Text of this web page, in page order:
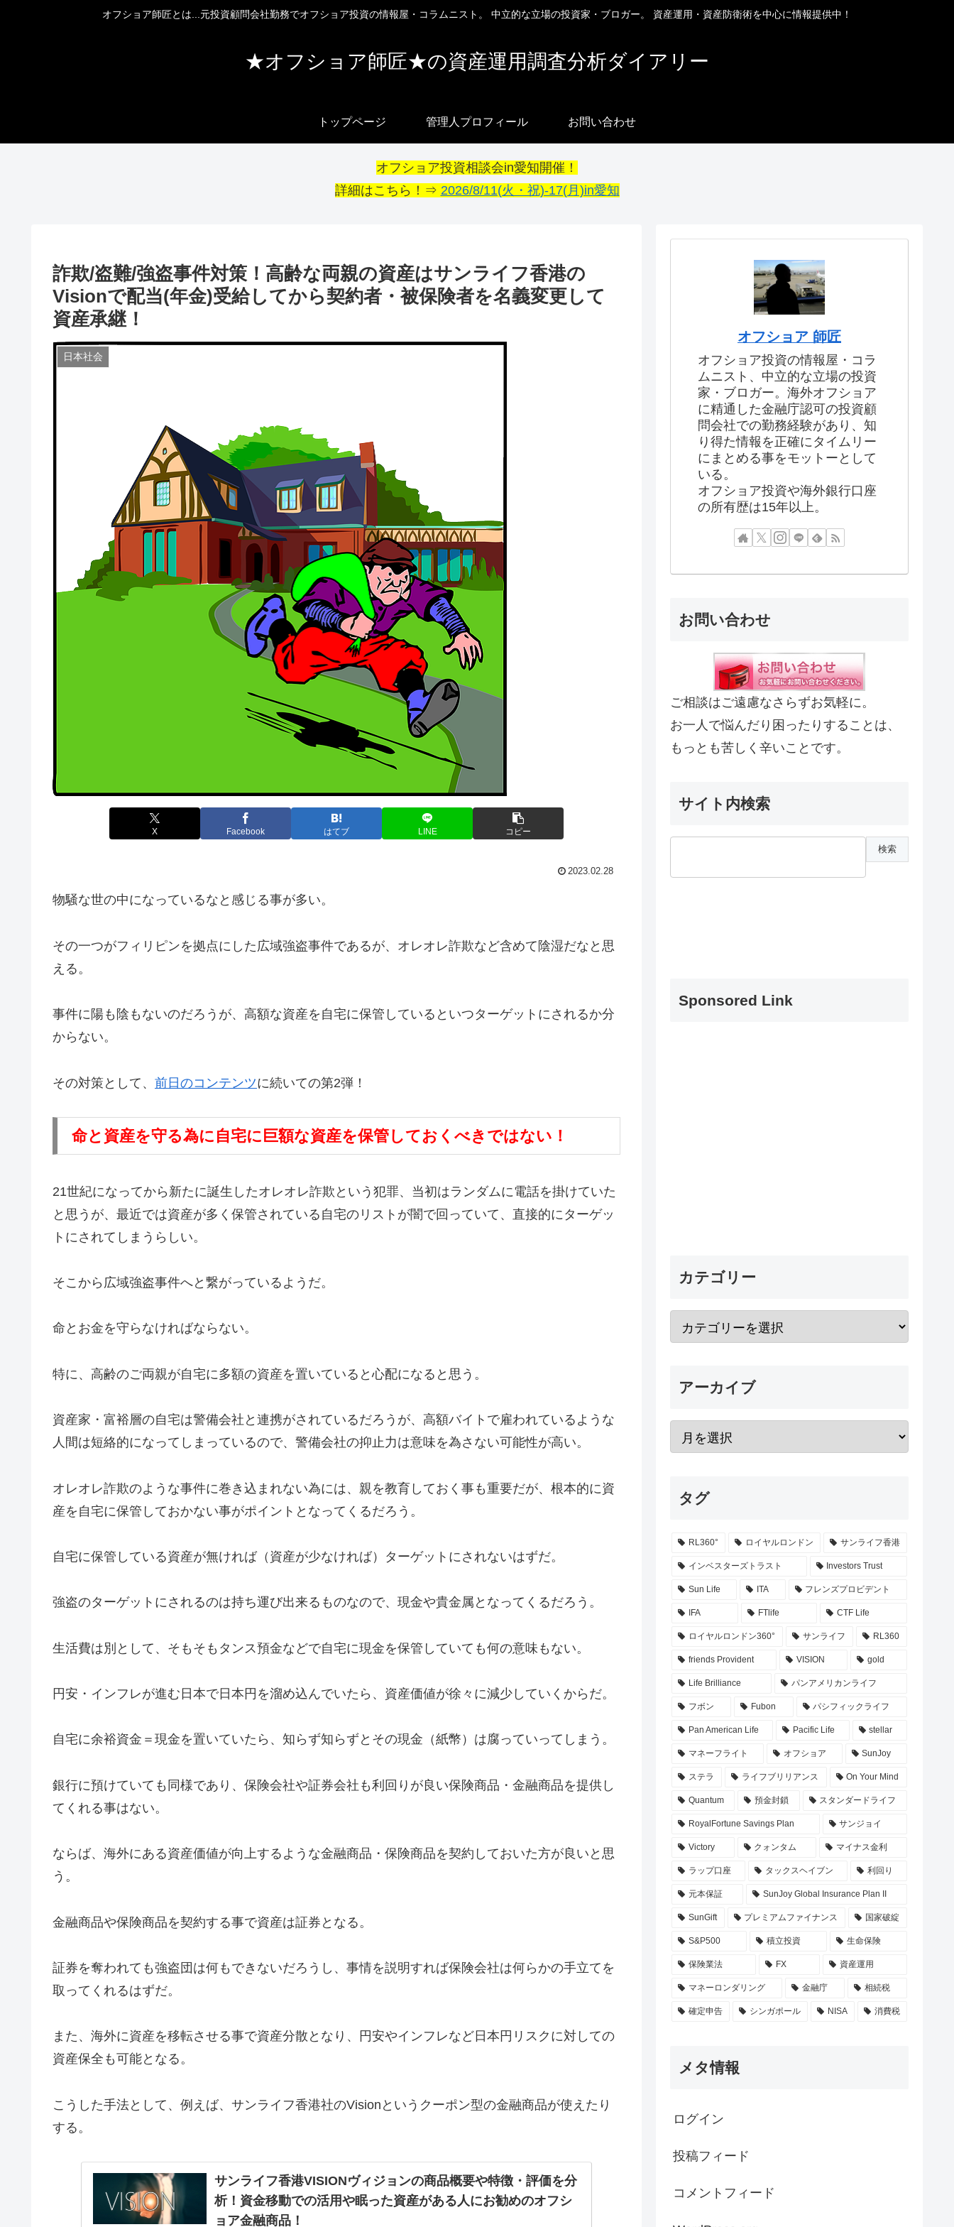
オフショア師匠とは...元投資顧問会社勤務でオフショア投資の情報屋・コラムニスト。 中立的な立場の投資家・ブロガー。 資産運用・資産防衛術を中心に情報提供中！
★オフショア師匠★の資産運用調査分析ダイアリー
トップページ 管理人プロフィール お問い合わせ
オフショア投資相談会in愛知開催！
詳細はこちら！⇒ 2026/8/11(火・祝)-17(月)in愛知
詐欺/盗難/強盗事件対策！高齢な両親の資産はサンライフ香港の
Visionで配当(年金)受給してから契約者・被保険者を名義変更して
資産承継！
日本社会
X Facebook はてブ LINE コピー
2023.02.28
物騒な世の中になっているなと感じる事が多い。
その一つがフィリピンを拠点にした広域強盗事件であるが、オレオレ詐欺など含めて陰湿だなと思
える。
事件に陽も陰もないのだろうが、高額な資産を自宅に保管しているといつターゲットにされるか分
からない。
その対策として、 前日のコンテンツに続いての第2弾！
命と資産を守る為に自宅に巨額な資産を保管しておくべきではない！
21世紀になってから新たに誕生したオレオレ詐欺という犯罪、当初はランダムに電話を掛けていた
と思うが、最近では資産が多く保管されている自宅のリストが闇で回っていて、直接的にターゲッ
トにされてしまうらしい。
そこから広域強盗事件へと繋がっているようだ。
命とお金を守らなければならない。
特に、高齢のご両親が自宅に多額の資産を置いていると心配になると思う。
資産家・富裕層の自宅は警備会社と連携がされているだろうが、高額バイトで雇われているような
人間は短絡的になってしまっているので、警備会社の抑止力は意味を為さない可能性が高い。
オレオレ詐欺のような事件に巻き込まれない為には、親を教育しておく事も重要だが、根本的に資
産を自宅に保管しておかない事がポイントとなってくるだろう。
自宅に保管している資産が無ければ（資産が少なければ）ターゲットにされないはずだ。
強盗のターゲットにされるのは持ち運び出来るものなので、現金や貴金属となってくるだろう。
生活費は別として、そもそもタンス預金などで自宅に現金を保管していても何の意味もない。
円安・インフレが進む日本で日本円を溜め込んでいたら、資産価値が徐々に減少していくからだ。
自宅に余裕資金＝現金を置いていたら、知らず知らずとその現金（紙幣）は腐っていってしまう。
銀行に預けていても同様であり、保険会社や証券会社も利回りが良い保険商品・金融商品を提供し
てくれる事はない。
ならば、海外にある資産価値が向上するような金融商品・保険商品を契約しておいた方が良いと思
う。
金融商品や保険商品を契約する事で資産は証券となる。
証券を奪われても強盗団は何もできないだろうし、事情を説明すれば保険会社は何らかの手立てを
取ってくれるはずだ。
また、海外に資産を移転させる事で資産分散となり、円安やインフレなど日本円リスクに対しての
資産保全も可能となる。
こうした手法として、例えば、サンライフ香港社のVisionというクーポン型の金融商品が使えたり
する。
サンライフ香港VISIONヴィジョンの商品概要や特徴・評価を分
析！資金移動での活用や眠った資産がある人にお勧めのオフシ
ョア金融商品！
オフショア 師匠
オフショア投資の情報屋・コラ
ムニスト、中立的な立場の投資
家・ブロガー。海外オフショア
に精通した金融庁認可の投資顧
問会社での勤務経験があり、知
り得た情報を正確にタイムリー
にまとめる事をモットーとして
いる。
オフショア投資や海外銀行口座
の所有歴は15年以上。
お問い合わせ
ご相談はご遠慮なさらずお気軽に。
お一人で悩んだり困ったりすることは、
もっとも苦しく辛いことです。
サイト内検索
Sponsored Link
カテゴリー
アーカイブ
タグ
RL360° ロイヤルロンドン サンライフ香港
インベスターズトラスト Investors Trust
Sun Life ITA フレンズプロビデント
IFA FTlife CTF Life
ロイヤルロンドン360° サンライフ RL360
friends Provident VISION gold
Life Brilliance パンアメリカンライフ
フボン Fubon パシフィックライフ
Pan American Life Pacific Life stellar
マネーフライト オフショア SunJoy
ステラ ライフブリリアンス On Your Mind
Quantum 預金封鎖 スタンダードライフ
RoyalFortune Savings Plan サンジョイ
Victory クォンタム マイナス金利
ラップ口座 タックスヘイブン 利回り
元本保証 SunJoy Global Insurance Plan II
SunGift プレミアムファイナンス 国家破綻
S&P500 積立投資 生命保険
保険業法 FX 資産運用
マネーロンダリング 金融庁 相続税
確定申告 シンガポール NISA 消費税
メタ情報
ログイン
投稿フィード
コメントフィード